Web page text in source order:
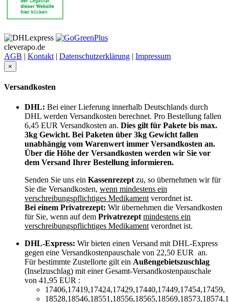
cleverapo.de
AGB | Kontakt | Datenschutzerklärung | Impressum
×
Versandkosten
DHL: Bei einer Lieferung innerhalb Deutschlands durch
DHL werden Versandkosten berechnet. Pro Bestellung fallen
6,45 EUR Versandkosten an. Dies gilt für Pakete bis max.
3kg Gewicht. Bei Paketen über 3kg Gewicht fallen
unabhängig vom Warenwert immer Versandkosten an.
Über die Höhe der Versandkosten werden wir Sie vor
dem Versand Ihrer Bestellung informieren.
Senden Sie uns ein Kassenrezeptzu, so übernehmen wir für
Sie die Versandkosten, wenn mindestens ein
verschreibungspflichtiges Medikamentverordnet ist.
Bei einem Privatrezept: Wir übernehmen die Versandkosten
für Sie, wenn auf dem Privatrezept mindestens ein
verschreibungspflichtiges Medikamentverordnet ist.
DHL-Express: Wir bieten einen Versand mit DHL-Express
gegen eine Versandkostenpauschale von 22,50 EUR an.
Für bestimmte Zustellorte gilt ein Außengebietszuschlag
(Inselzuschlag) mit einer Gesamt-Versandkostenpauschale
von 41,95 EUR :
17406,17419,17424,17429,17440,17449,17454,17459,